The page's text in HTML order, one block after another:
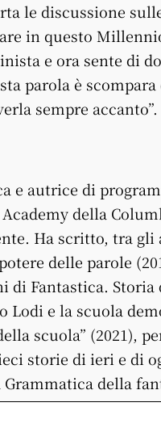
le discussione
in questo
e ora sente di
parola è
sempre accanto”.
e autrice di
della
Ha scritto, tra gli
delle parole
di Fantastica.
Lodi e la scuola
scuola” (2021),
storie di ieri e di
della